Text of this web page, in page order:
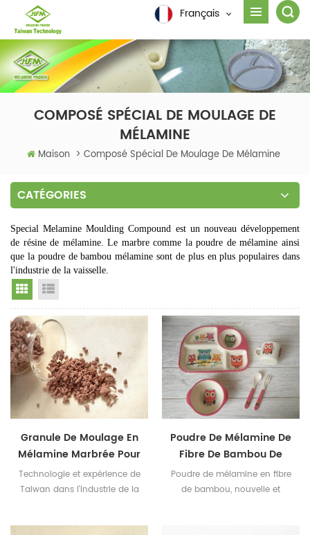
Français
COMPOSÉ SPÉCIAL DE MOULAGE DE
MÉLAMINE
Maison > Composé Spécial De Moulage De Mélamine
CATÉGORIES
Special Melamine Moulding Compound est un nouveau développement
de résine de mélamine. Le marbre comme la poudre de mélamine ainsi
que la poudre de bambou mélamine sont de plus en plus populaires dans
l'industrie de la vaisselle.
Grid View
Granule De Moulage En
Mélamine Marbrée Pour
La Vaisselle
Technologie et expérience de
Taiwan dans l'industrie de la
Poudre De Mélamine De
Fibre De Bambou De
Vaisselle D'enfants
Poudre de mélamine en fibre
de bambou, nouvelle et